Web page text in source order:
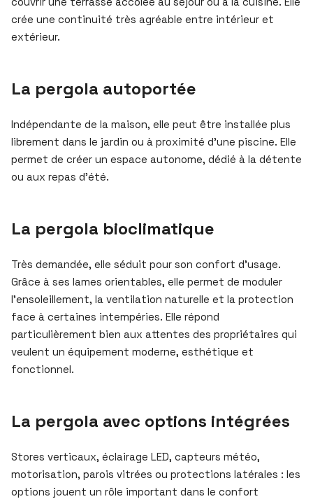
crée une continuité très agréable entre intérieur et
extérieur.
La pergola autoportée
Indépendante de la maison, elle peut être installée plus
librement dans le jardin ou à proximité d’une piscine. Elle
permet de créer un espace autonome, dédié à la détente
ou aux repas d’été.
La pergola bioclimatique
Très demandée, elle séduit pour son confort d’usage.
Grâce à ses lames orientables, elle permet de moduler
l’ensoleillement, la ventilation naturelle et la protection
face à certaines intempéries. Elle répond
particulièrement bien aux attentes des propriétaires qui
veulent un équipement moderne, esthétique et
fonctionnel.
La pergola avec options intégrées
Stores verticaux, éclairage LED, capteurs météo,
motorisation, parois vitrées ou protections latérales : les
options jouent un rôle important dans le confort